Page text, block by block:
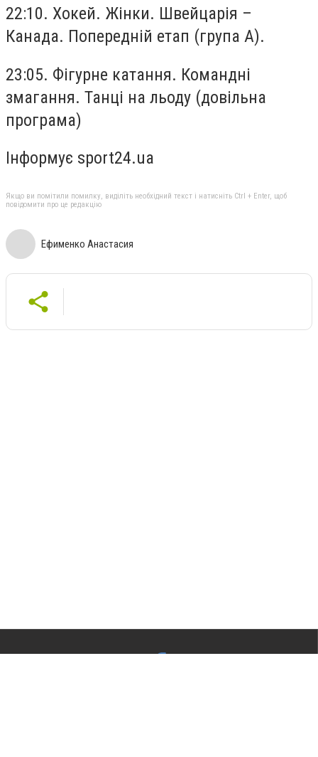
22:10. Хокей. Жінки. Швейцарія –
Канада. Попередній етап (група A).
23:05. Фігурне катання. Командні
змагання. Танці на льоду (довільна
програма)
Інформує sport24.ua
Якщо ви помітили помилку, виділіть необхідний текст і натисніть Ctrl + Enter, щоб
повідомити про це редакцію
Ефименко Анастасия